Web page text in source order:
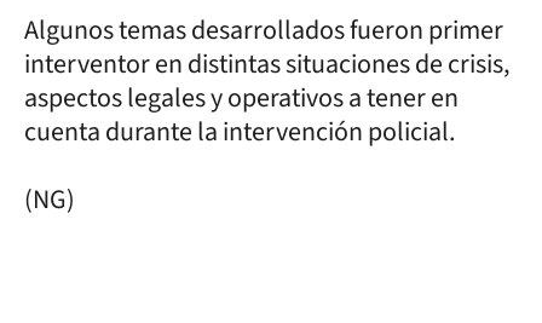
Algunos temas desarrollados fueron primer
interventor en distintas situaciones de crisis,
aspectos legales y operativos a tener en
cuenta durante la intervención policial.
(NG)